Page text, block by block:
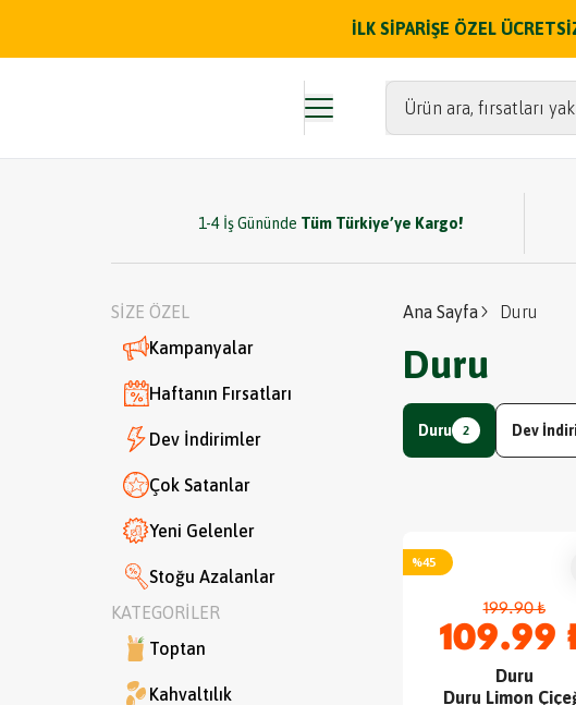
İLK SİPARİŞE ÖZEL
Ürün ara, fırsatları
1-4 İş Gününde Tüm Türkiye’ye Kargo!
SİZE ÖZEL
Kampanyalar
Haftanın Fırsatları
Dev İndirimler
Çok Satanlar
Yeni Gelenler
Stoğu Azalanlar
KATEGORİLER
Toptan
Kahvaltılık
Ana Sayfa Duru
Duru
Duru 2 Dev
%45
199.90 ₺
109.99
Duru
Duru Limon